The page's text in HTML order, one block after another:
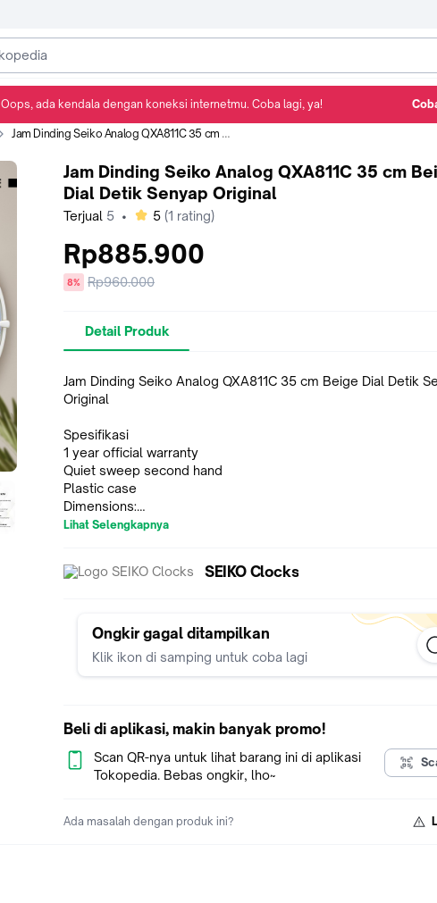
Jam Dinding Seiko Analog QXA811C 35 cm Beige Dial Detik Senyap Original
Jam Dinding Seiko Analog QXA811C 35 cm
Dial Detik Senyap Original
Terjual 5 • bintang
5 (1 rating)
Rp885.900
diskon
8%
Harga
Rp960.000
Detail Produk
Jam Dinding Seiko Analog QXA811C 35 cm Beige Dial Detik
Original
Spesifikasi
1 year official warranty
Quiet sweep second hand
Plastic case
Dimensions:
Diameter: 35 cm
Di Seluruh Showroom Resmi Seiko
[Berat dan Packaging]
[Ketentuan Klaim Garansi / Komplain]
Demi menjaga kualitas pelayanan kami, mohon bantu kami
1. Sertakan video unboxing untuk pengajuan garansi
Apabila tidak sesuai dengan ketentuan di atas, mohon maaf
Lihat Selengkapnya
SEIKO Clocks
Ongkir gagal ditampilkan
Klik ikon di samping untuk coba lagi
Beli di aplikasi, makin banyak promo!
Scan QR-nya untuk lihat barang ini di aplikasi
Tokopedia. Bebas ongkir, lho~
Ada masalah dengan produk ini?
Oops, ada kendala dengan koneksi internetmu. Coba lagi, ya!